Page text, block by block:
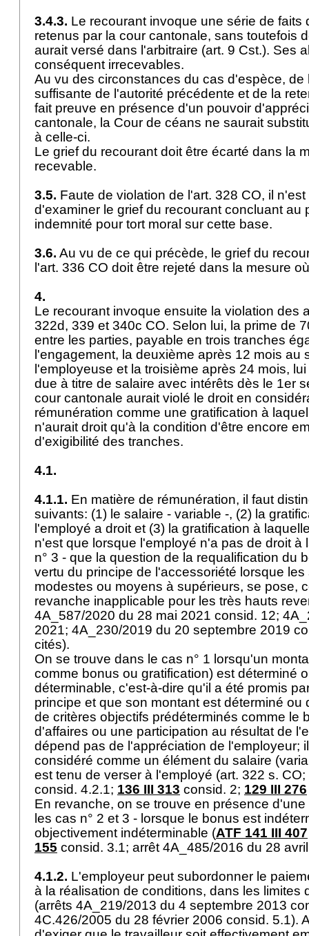
3.4.3. Le recourant invoque une série de faits
retenus par la cour cantonale, sans toutefois
aurait versé dans l'arbitraire (art. 9 Cst.). Ses
conséquent irrecevables.
Au vu des circonstances du cas d'espèce, de
suffisante de l'autorité précédente et de la
fait preuve en présence d'un pouvoir
cantonale, la Cour de céans ne saurait
à celle-ci.
Le grief du recourant doit être écarté dans la
recevable.
3.5. Faute de violation de l'art. 328 CO, il
d'examiner le grief du recourant concluant au
indemnité pour tort moral sur cette base.
3.6. Au vu de ce qui précède, le grief du
l'art. 336 CO doit être rejeté dans la mesure
4.
Le recourant invoque ensuite la violation des
322d, 339 et 340c CO. Selon lui, la prime de
entre les parties, payable en trois tranches
l'engagement, la deuxième après 12 mois au
l'employeuse et la troisième après 24 mois,
due à titre de salaire avec intérêts dès le 1er
cour cantonale aurait violé le droit en
rémunération comme une gratification à
n'aurait droit qu'à la condition d'être encore
d'exigibilité des tranches.
4.1.
4.1.1. En matière de rémunération, il faut
suivants: (1) le salaire - variable -, (2) la
l'employé a droit et (3) la gratification à
n'est que lorsque l'employé n'a pas de droit à
n° 3 - que la question de la requalification du
vertu du principe de l'accessoriété lorsque les
modestes ou moyens à supérieurs, se pose,
revanche inapplicable pour les très hauts
4A_587/2020 du 28 mai 2021 consid. 12;
2021; 4A_230/2019 du 20 septembre 2019
cités).
On se trouve dans le cas n° 1 lorsqu'un
comme bonus ou gratification) est déterminé
déterminable, c'est-à-dire qu'il a été promis
principe et que son montant est déterminé ou
de critères objectifs prédéterminés comme le
d'affaires ou une participation au résultat de
dépend pas de l'appréciation de l'employeur;
considéré comme un élément du salaire
est tenu de verser à l'employé (art. 322 s. CO;
consid. 4.2.1; 136 III 313 consid. 2; 129 III 276
En revanche, on se trouve en présence
les cas n° 2 et 3 - lorsque le bonus est
objectivement indéterminable (ATF 141 III 407
155 consid. 3.1; arrêt 4A_485/2016 du 28
4.1.2. L'employeur peut subordonner le
à la réalisation de conditions, dans les limites
(arrêts 4A_219/2013 du 4 septembre 2013
4C.426/2005 du 28 février 2006 consid. 5.1).